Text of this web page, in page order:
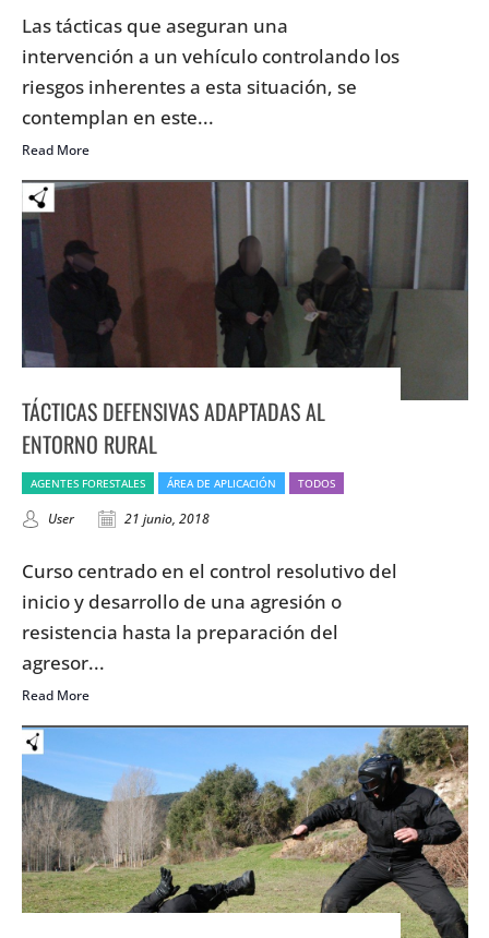
Las tácticas que aseguran una
intervención a un vehículo controlando los
riesgos inherentes a esta situación, se
contemplan en este...
Read More
TÁCTICAS DEFENSIVAS ADAPTADAS AL
ENTORNO RURAL
AGENTES FORESTALES ÁREA DE APLICACIÓN TODOS
User 21 junio, 2018
Curso centrado en el control resolutivo del
inicio y desarrollo de una agresión o
resistencia hasta la preparación del
agresor...
Read More